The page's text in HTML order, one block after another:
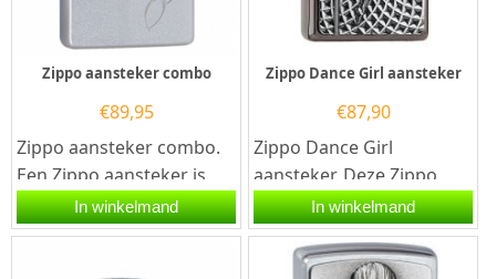
Zippo aansteker combo
€89,95
Zippo aansteker combo.
Een Zippo aansteker is
een kwalitatief
goede aansteker met de
In winkelmand
Zippo Dance Girl aansteker
€87,90
Zippo Dance Girl
aansteker. Deze Zippo
aansteker heeft een
geborsteld chromen
afwerking en aan...
In winkelmand